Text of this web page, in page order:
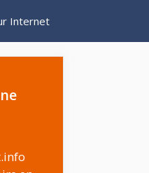
Internet